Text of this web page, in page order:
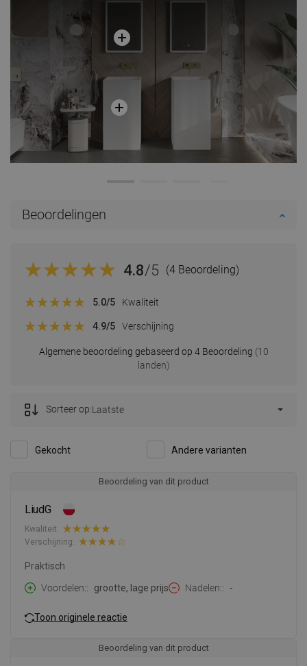
Beoordelingen
4.8/5 (4 Beoordeling)
Algemene beoordeling gebaseerd op 4 Beoordeling (10
landen)
5.0/5 Kwaliteit
4.9/5 Verschijning
Gekocht Andere varianten
Sorteer op:Laatste
Beoordeling van dit product
LiudG
Kwaliteit:
Verschijning:
Praktisch
Voordelen:
grootte, lage prijs Nadelen: -
Toon originele reactie
Beoordeling van dit product